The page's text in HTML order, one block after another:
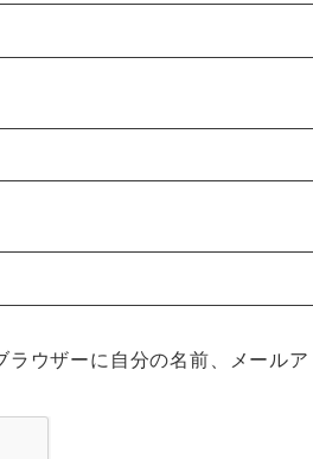
ウザーに自分の名前、メールア